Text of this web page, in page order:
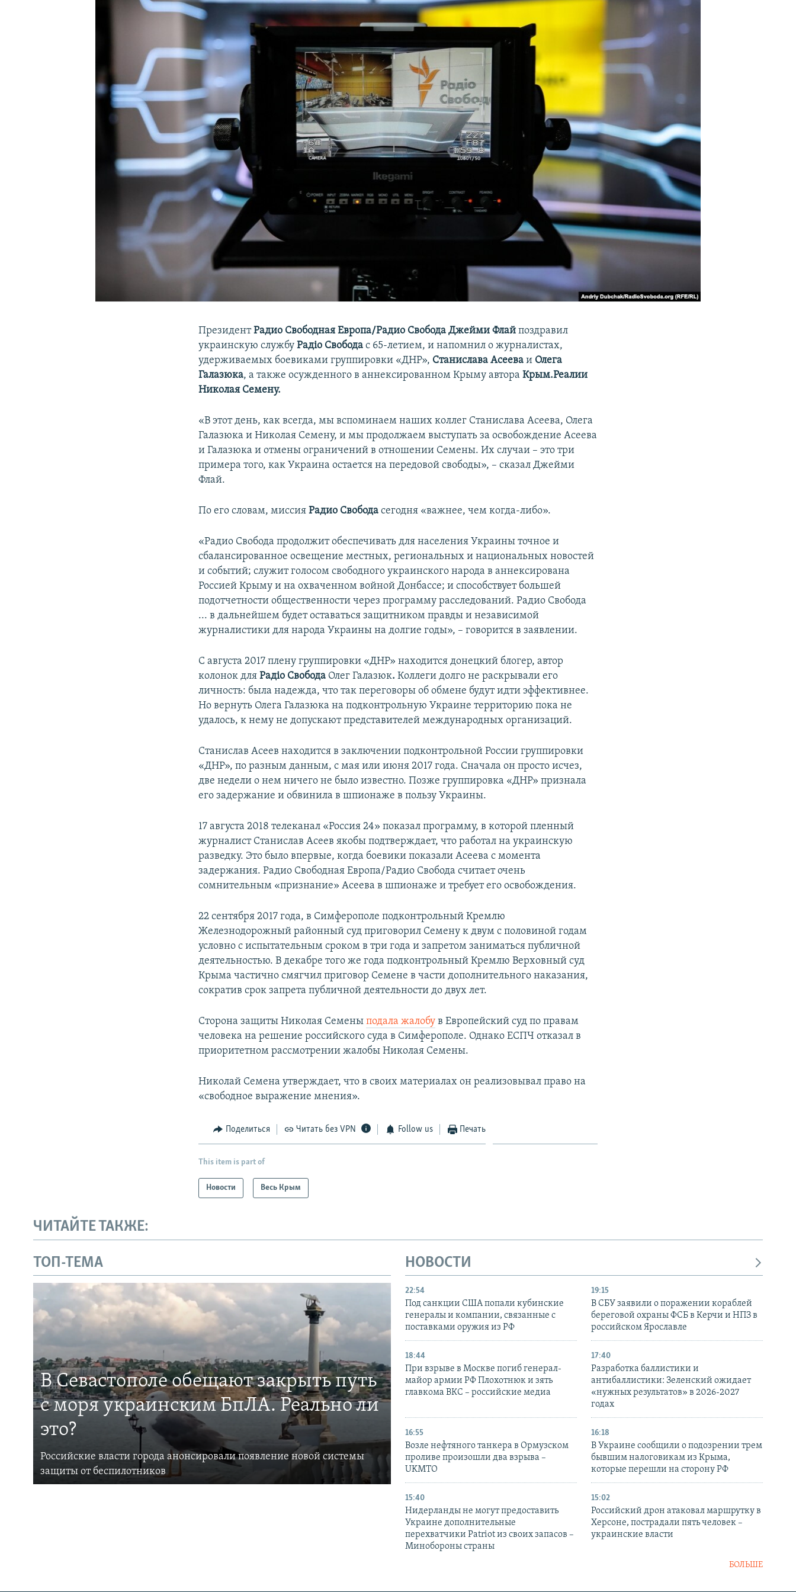
ПрезидентРадио Свободная Европа/Радио Свобода Джейми Флай поздравил
украинскую службуРадіо Свобода с 65-летием, и напомнил о журналистах,
удерживаемых боевиками группировки «ДНР», Станислава Асеева и Олега
Галазюка, а также осужденного в аннексированном Крыму автораКрым.Реалии
Николая Семену.
«В этот день, как всегда, мы вспоминаем наших коллег Станислава Асеева, Олега
Галазюка и Николая Семену, и мы продолжаем выступать за освобождение Асеева
и Галазюка и отмены ограничений в отношении Семены. Их случаи – это три
примера того, как Украина остается на передовой свободы», – сказал Джейми
Флай.
По его словам, миссияРадио Свобода сегодня «важнее, чем когда-либо».
«Радио Свобода продолжит обеспечивать для населения Украины точное и
сбалансированное освещение местных, региональных и национальных новостей
и событий; служит голосом свободного украинского народа в аннексирована
Россией Крыму и на охваченном войной Донбассе; и способствует большей
подотчетности общественности через программу расследований. Радио Свобода
... в дальнейшем будет оставаться защитником правды и независимой
журналистики для народа Украины на долгие годы», – говорится в заявлении.
С августа 2017 плену группировки «ДНР» находится донецкий блогер, автор
колонок для Радіо Свобода Олег Галазюк. Коллеги долго не раскрывали его
личность: была надежда, что так переговоры об обмене будут идти эффективнее.
Но вернуть Олега Галазюка на подконтрольную Украине территорию пока не
удалось, к нему не допускают представителей международных организаций.
Станислав Асеев находится в заключении подконтрольной России группировки
«ДНР», по разным данным, с мая или июня 2017 года. Сначала он просто исчез,
две недели о нем ничего не было известно. Позже группировка «ДНР» признала
его задержание и обвинила в шпионаже в пользу Украины.
17 августа 2018 телеканал «Россия 24» показал программу, в которой пленный
журналист Станислав Асеев якобы подтверждает, что работал на украинскую
разведку. Это было впервые, когда боевики показали Асеева с момента
задержания. Радио Свободная Европа/Радио Свобода считает очень
сомнительным «признание» Асеева в шпионаже и требует его освобождения.
22 сентября 2017 года, в Симферополе подконтрольный Кремлю
Железнодорожный районный суд приговорил Семену к двум с половиной годам
условно с испытательным сроком в три года и запретом заниматься публичной
деятельностью. В декабре того же года подконтрольный Кремлю Верховный суд
Крыма частично смягчил приговор Семене в части дополнительного наказания,
сократив срок запрета публичной деятельности до двух лет.
Сторона защиты Николая Семеныподала жалобу в Европейский суд по правам
человека на решение российского суда в Симферополе. Однако ЕСПЧ отказал в
приоритетном рассмотрении жалобы Николая Семены.
Николай Семена утверждает, что в своих материалах он реализовывал право на
«свободное выражение мнения».
Поделиться Читать без VPN Follow us Печать
This item is part of
Новости Весь Крым
ЧИТАЙТЕ ТАКЖЕ:
ТОП-ТЕМА
В Севастополе обещают закрыть путь
с моря украинским БпЛА. Реально ли
это?
Российские власти города анонсировали появление новой системы
защиты от беспилотников
НОВОСТИ
22:54
Под санкции США попали кубинские
генералы и компании, связанные с
поставками оружия из РФ
19:15
В СБУ заявили о поражении кораблей
береговой охраны ФСБ в Керчи и НПЗ в
российском Ярославле
18:44
При взрыве в Москве погиб генерал-
майор армии РФ Плохотнюк и зять
главкома ВКС – российские медиа
17:40
Разработка баллистики и
антибаллистики: Зеленский ожидает
«нужных результатов» в 2026-2027
годах
16:55
Возле нефтяного танкера в Ормузском
проливе произошли два взрыва –
UKMTO
16:18
В Украине сообщили о подозрении трем
бывшим налоговикам из Крыма,
которые перешли на сторону РФ
15:40
Нидерланды не могут предоставить
Украине дополнительные
перехватчики Patriot из своих запасов –
Минобороны страны
15:02
Российский дрон атаковал маршрутку в
Херсоне, пострадали пять человек –
украинские власти
БОЛЬШЕ